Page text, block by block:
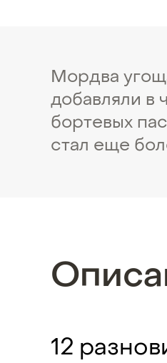
Мордва
добавляли в
бортевых
стал еще
12